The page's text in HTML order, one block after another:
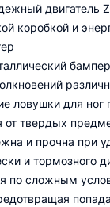
двигатель
коробкой и
ловушки для ног
от твердых
и прочна при
и тормозного
по сложным